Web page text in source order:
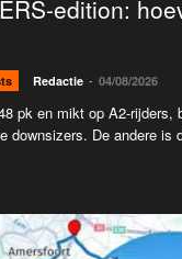
edition:
Redactie - 04/08/2026
pk en mikt op A2-rijders,
downsizers. De andere is